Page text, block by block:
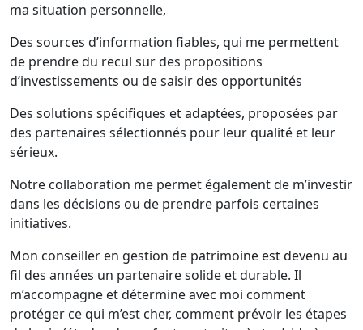
ma situation personnelle,
Des sources d’information fiables, qui me permettent
de prendre du recul sur des propositions
d’investissements ou de saisir des opportunités
Des solutions spécifiques et adaptées, proposées par
des partenaires sélectionnés pour leur qualité et leur
sérieux.
Notre collaboration me permet également de m’investir
dans les décisions ou de prendre parfois certaines
initiatives.
Mon conseiller en gestion de patrimoine est devenu au
fil des années un partenaire solide et durable. Il
m’accompagne et détermine avec moi comment
protéger ce qui m’est cher, comment prévoir les étapes